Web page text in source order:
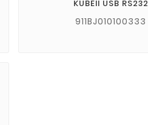
KUBEII USB RS232
911BJ010100333